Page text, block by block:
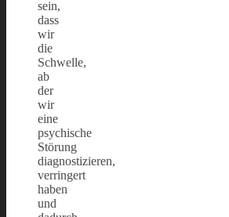
sein,
dass
wir
die
Schwelle,
ab
der
wir
eine
psychische
Störung
diagnostizieren,
verringert
haben
und